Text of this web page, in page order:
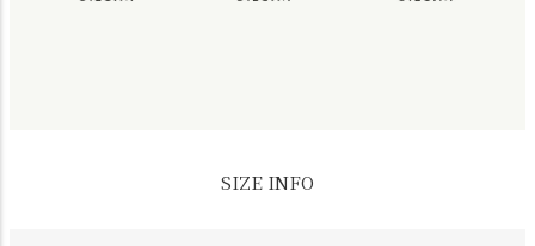
SIZE INFO